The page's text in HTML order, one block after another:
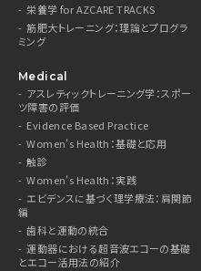
栄養学 for AZCARE TRACKS
筋肥大トレーニング：理論とプログラ
ミング
Medical
アスレティックトレーニング学：スポー
ツ障害の評価
Evidence Based Practice
Women’s Health：基礎と応用
触診
Women’s Health：実践
エビデンスに基づく理学療法：肩関節
編
歯科と運動の統合
運動器における超音波エコーの基礎
とエコー活用法の紹介